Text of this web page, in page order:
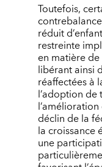
Toutefois,
réduit
restreinte
en matière
libérant ainsi
réaffectées à
l’adoption
déclin de la
la croissance
une